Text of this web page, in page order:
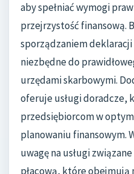
aby spełniać wymogi
przejrzystość finansową.
sporządzaniem
niezbędne do
urzędami skarbowymi.
oferuje usługi doradcze,
przedsiębiorcom w
planowaniu finansowym.
uwagę na usługi
płacową, które